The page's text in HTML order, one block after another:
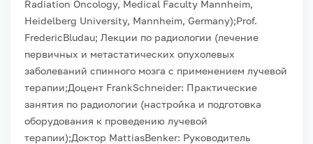
Radiation Oncology, Medical Faculty Mannheim,
Heidelberg University, Mannheim, Germany);Prof.
FredericBludau; Лекции по радиологии (лечение
первичных и метастатических опухолевых
заболеваний спинного мозга с применением лучевой
терапии;Доцент FrankSchneider: Практические
занятия по радиологии (настройка и подготовка
оборудования к проведению лучевой
терапии);Доктор MattiasBenker: Руководитель